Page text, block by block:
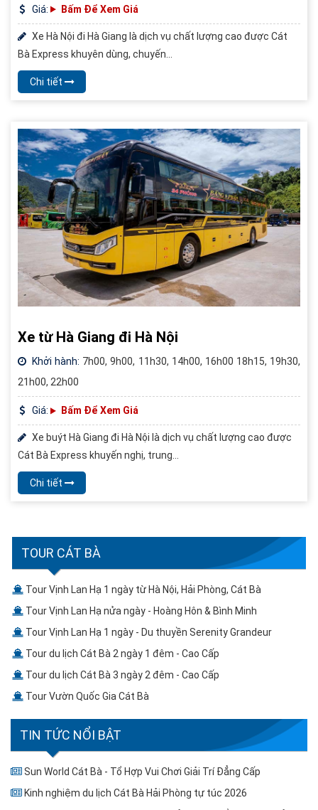
Giá: Bấm Để Xem Giá
Xe Hà Nội đi Hà Giang là dịch vụ chất lượng cao được Cát
Bà Express khuyên dùng, chuyến...
Chi tiết
Xe từ Hà Giang đi Hà Nội
Khởi hành: 7h00, 9h00, 11h30, 14h00, 16h00 18h15, 19h30,
21h00, 22h00
Giá: Bấm Để Xem Giá
Xe buýt Hà Giang đi Hà Nội là dịch vụ chất lượng cao được
Cát Bà Express khuyến nghị, trung...
Chi tiết
TOUR CÁT BÀ
Tour Vịnh Lan Hạ 1 ngày từ Hà Nội, Hải Phòng, Cát Bà
Tour Vịnh Lan Hạ nửa ngày - Hoàng Hôn & Bình Minh
Tour Vịnh Lan Hạ 1 ngày - Du thuyền Serenity Grandeur
Tour du lịch Cát Bà 2 ngày 1 đêm - Cao Cấp
Tour du lịch Cát Bà 3 ngày 2 đêm - Cao Cấp
Tour Vườn Quốc Gia Cát Bà
TIN TỨC NỔI BẬT
Sun World Cát Bà - Tổ Hợp Vui Chơi Giải Trí Đẳng Cấp
Kinh nghiệm du lịch Cát Bà Hải Phòng tự túc 2026